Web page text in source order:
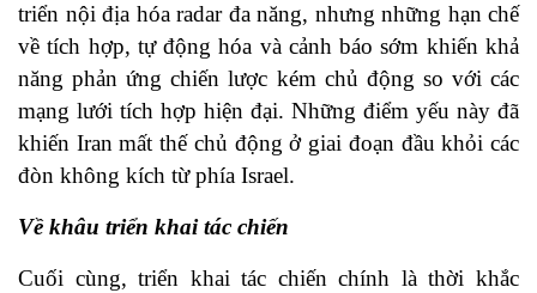
triển nội địa hóa radar đa năng, nhưng những hạn chế
về tích hợp, tự động hóa và cảnh báo sớm khiến khả
năng phản ứng chiến lược kém chủ động so với các
mạng lưới tích hợp hiện đại. Những điểm yếu này đã
khiến Iran mất thế chủ động ở giai đoạn đầu khỏi các
đòn không kích từ phía Israel.
Về khâu triển khai tác chiến
Cuối cùng, triển khai tác chiến chính là thời khắc